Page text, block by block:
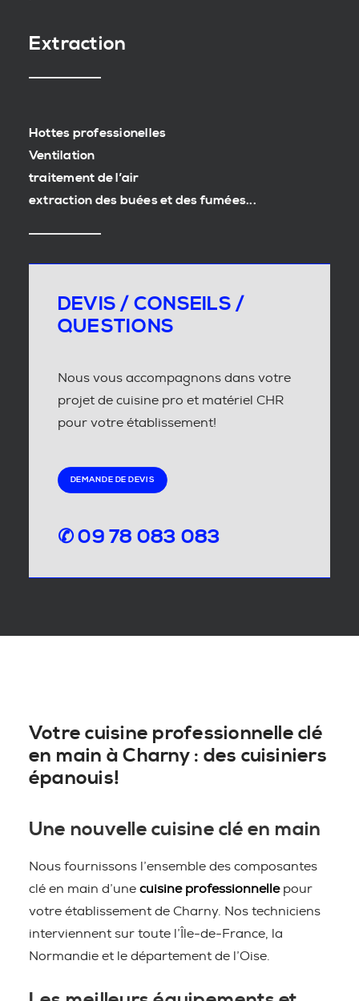
Extraction
Hottes professionelles
Ventilation
traitement de l’air
extraction des buées et des fumées...
DEVIS / CONSEILS /
QUESTIONS
Nous vous accompagnons dans votre
projet de cuisine pro et matériel CHR
pour votre établissement!
DEMANDE DE DEVIS
✆ 09 78 083 083
Votre cuisine professionnelle clé
en main à Charny : des cuisiniers
épanouis!
Une nouvelle cuisine clé en main
Nous fournissons l’ensemble des composantes
clé en main d’une cuisine professionnellepour
votre établissement de Charny. Nos techniciens
interviennent sur toute l’Île-de-France, la
Normandie et le département de l’Oise.